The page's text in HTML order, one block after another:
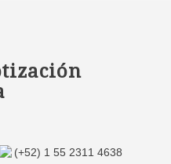
(+52) 1 55 2311 4638